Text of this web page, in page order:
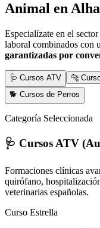
Animal en
Especialízate en el
laboral combinados con
garantizadas por
🩺 Cursos ATV 🐆
🐕 Cursos de Perros
Categoría Seleccionada
🩺 Cursos ATV
Formaciones clínicas
quirófano,
veterinarias españolas.
Curso Estrella